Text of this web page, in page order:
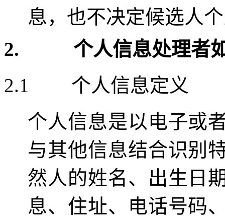
息，也不决定候选人
2.
个人信息处理者
2.1
个人信息定义
个人信息是以电子或
与其他信息结合识别
然人的姓名、出生日
息、住址、电话号码